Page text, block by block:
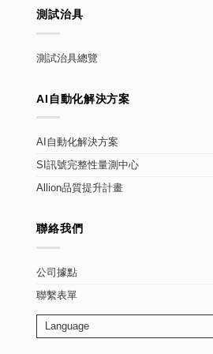
測試治具
測試治具總覽
AI自動化解決方案
AI自動化解決方案
SI訊號完整性量測中心
Allion品質提升計畫
聯絡我們
公司據點
聯繫表單
Language